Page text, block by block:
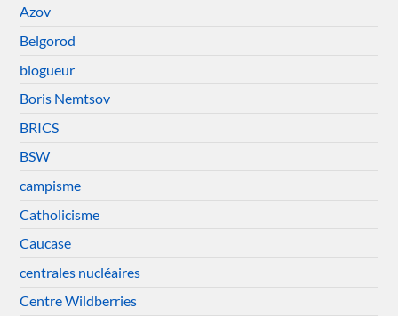
Azov
Belgorod
blogueur
Boris Nemtsov
BRICS
BSW
campisme
Catholicisme
Caucase
centrales nucléaires
Centre Wildberries